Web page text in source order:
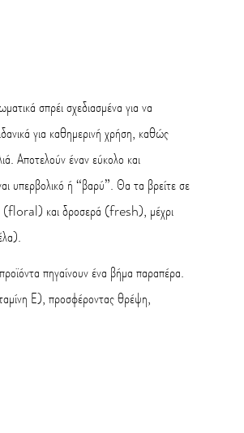
σπρέι σχεδιασμένα για να
για καθημερινή χρήση, καθώς
Αποτελούν έναν εύκολο και
υπερβολικό ή “βαρύ”. Θα τα βρείτε σε
(floral) και δροσερά (fresh), μέχρι
πηγαίνουν ένα βήμα παραπέρα.
Ε), προσφέροντας θρέψη,